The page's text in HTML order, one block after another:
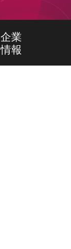
企業
情報